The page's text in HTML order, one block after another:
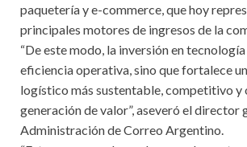
paquetería y e-commerce, que hoy
principales motores de ingresos de la
“De este modo, la inversión en
eficiencia operativa, sino que fortalece
logístico más sustentable, competitivo y
generación de valor”, aseveró el director
Administración de Correo Argentino.